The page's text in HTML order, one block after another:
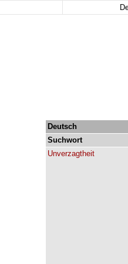
Deutsch
Suchwort
Unverzagtheit